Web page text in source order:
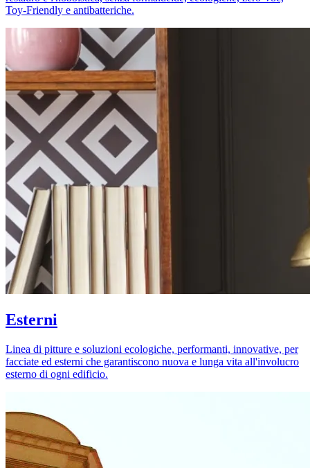
Toy-Friendly e antibatteriche.
Esterni
Linea di pitture e soluzioni ecologiche, performanti, innovative, per
facciate ed esterni che garantiscono nuova e lunga vita all'involucro
esterno di ogni edificio.